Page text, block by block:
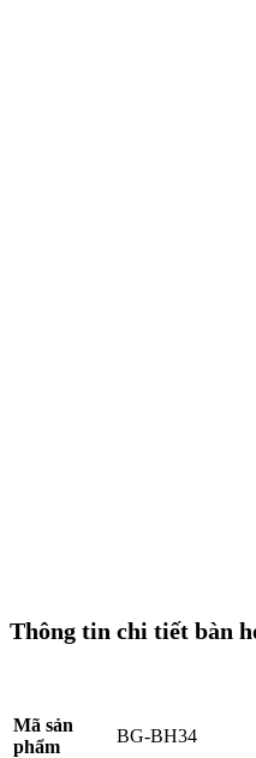
Thông tin chi tiết bàn
Mã sản
phẩm
BG-BH34